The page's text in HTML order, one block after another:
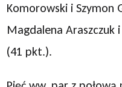
Komorowski i Szymon
Magdalena Araszczuk
(41 pkt.).